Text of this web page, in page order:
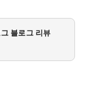
블로그 리뷰